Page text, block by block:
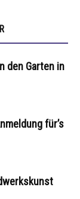
den Garten in
für’s